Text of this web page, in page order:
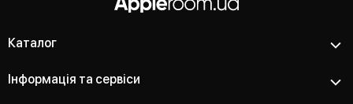
Каталог
Інформація та сервіси